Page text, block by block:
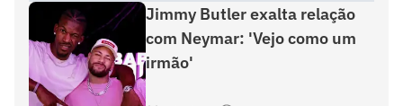
Jimmy Butler exalta relação
com Neymar: 'Vejo como um
irmão'